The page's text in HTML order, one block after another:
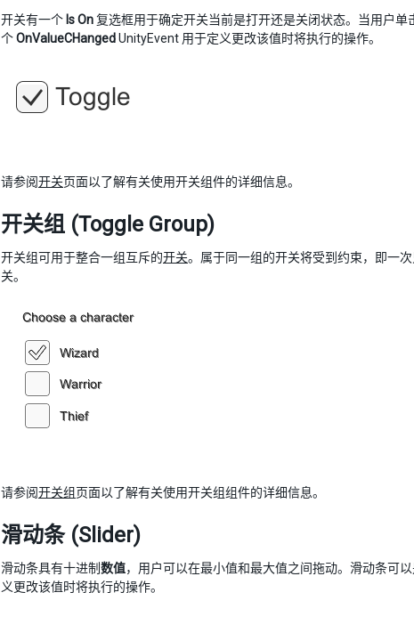
开关有一个 Is On复选框用于确定开关当前是打开还是关闭状态。当用户
个OnValueCHangedUnityEvent 用于定义更改该值时将执行的操作。
请参阅开关页面以了解有关使用开关组件的详细信息。
开关组 (Toggle Group)
开关组可用于整合一组互斥的开关。属于同一组的开关将受到约束，即一
关。
请参阅开关组页面以了解有关使用开关组组件的详细信息。
滑动条 (Slider)
滑动条具有十进制数值，用户可以在最小值和最大值之间拖动。滑动条可
义更改该值时将执行的操作。